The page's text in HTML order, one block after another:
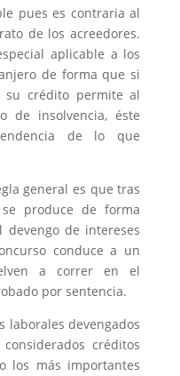
pues es contraria al
de los acreedores.
aplicable a los
de forma que si
su crédito permite al
de insolvencia, éste
de lo que
general es que tras
produce de forma
devengo de intereses
conduce a un
a correr en el
por sentencia.
laborales devengados
créditos
los más importantes